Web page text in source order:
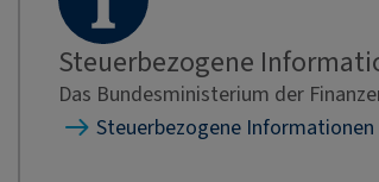
Steuerbezogene
Das Bundesministerium der
Steuerbezogene Informationen